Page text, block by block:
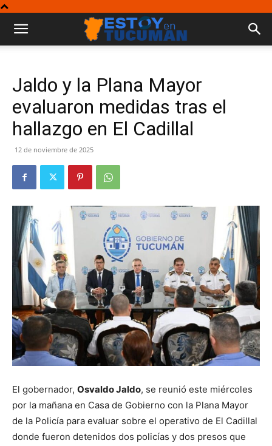
Jaldo y la Plana Mayor
evaluaron medidas tras el
hallazgo en El Cadillal
12 de noviembre de 2025
El gobernador, Osvaldo Jaldo, se reunió este miércoles
por la mañana en Casa de Gobierno con la Plana Mayor
de la Policía para evaluar sobre el operativo de El Cadillal
donde fueron detenidos dos policías y dos presos que